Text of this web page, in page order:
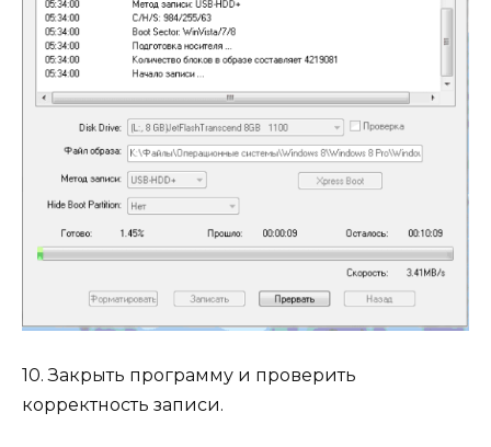
10. Закрыть программу и проверить
корректность записи.